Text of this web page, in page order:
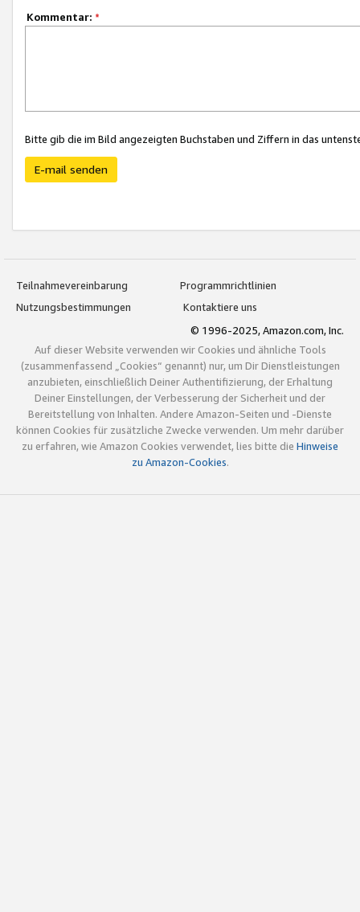
Kommentar: *
Bitte gib die im Bild angezeigten Buchstaben und Ziffern in das
E-mail senden
Teilnahmevereinbarung
Programmrichtlinien
Nutzungsbestimmungen
Kontaktiere uns
© 1996-2025, Amazon.com, Inc.
Auf dieser Website verwenden wir Cookies und ähnliche Tools
(zusammenfassend „Cookies“ genannt) nur, um Dir Dienstleistungen
anzubieten, einschließlich Deiner Authentifizierung, der Erhaltung
Deiner Einstellungen, der Verbesserung der Sicherheit und der
Bereitstellung von Inhalten. Andere Amazon-Seiten und -Dienste
können Cookies für zusätzliche Zwecke verwenden. Um mehr darüber
zu erfahren, wie Amazon Cookies verwendet, lies bitte die Hinweise
zu Amazon-Cookies.